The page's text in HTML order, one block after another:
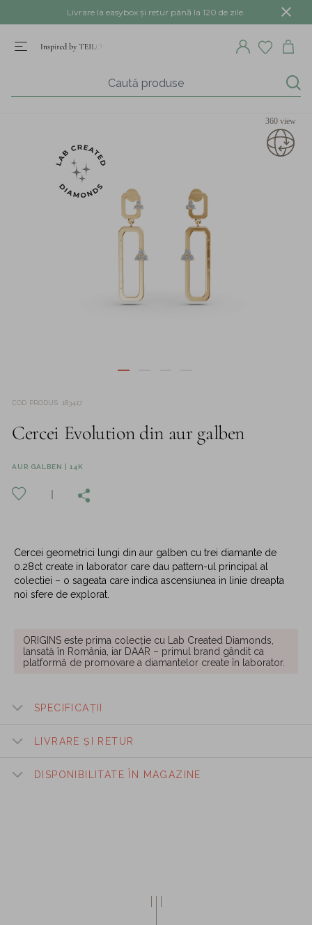
Livrare la easybox și retur până la 120 de zile.
360 view
COD PRODUS 183417
Cercei Evolution din aur galben
AUR GALBEN | 14K
Cercei geometrici lungi din aur galben cu trei diamante de
0.28ct create in laborator care dau pattern-ul principal al
colectiei – o sageata care indica ascensiunea in linie dreapta
noi sfere de explorat.
ORIGINS este prima colecție cu Lab Created Diamonds,
lansată în România, iar DAAR – primul brand gândit ca
platformă de promovare a diamantelor create în laborator.
SPECIFICAȚII
LIVRARE ȘI RETUR
DISPONIBILITATE ÎN MAGAZINE